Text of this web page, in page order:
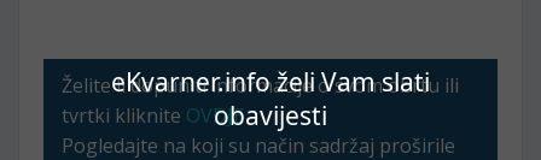
eKvarner.info želi Vam slati
obavijesti
Želite li dopuniti informacije o svom obrtu ili
tvrtki kliknite OVDJE
Pogledajte na koji su način sadržaj proširile